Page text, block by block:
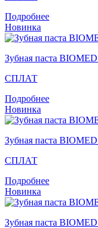
Подробнее
Новинка
Зубная паста
СПЛАТ
Подробнее
Новинка
Зубная паста
СПЛАТ
Подробнее
Новинка
Зубная паста